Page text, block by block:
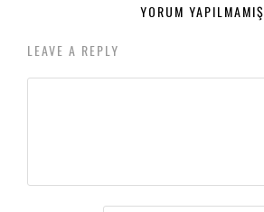
YORUM YAPILMAMIŞ
LEAVE A REPLY